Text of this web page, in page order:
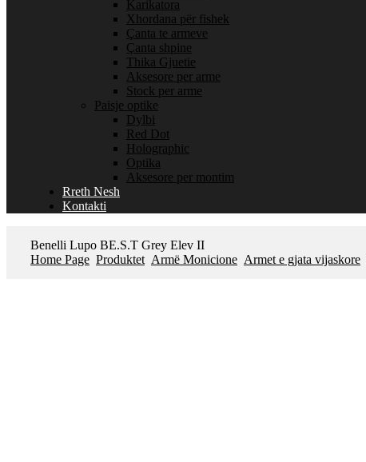
Karikatora
Xhordana për fishek
Çanta te armeve
Çanta shpine
Thika Gjuetie
Aksesore per arme
Stock per arme
Paisje optike
Dylbi
Red Dot
Holographic
Optika
Aksesore per montim
Rreth Nesh
Kontakti
Benelli Lupo BE.S.T Grey Elev II
Home Page Produktet Armë Monicione Armet e gjata vijaskore